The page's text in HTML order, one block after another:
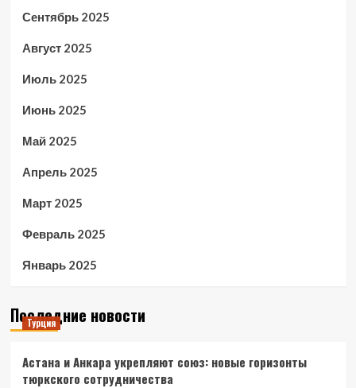
Сентябрь 2025
Август 2025
Июль 2025
Июнь 2025
Май 2025
Апрель 2025
Март 2025
Февраль 2025
Январь 2025
Последние новости
Турция
Астана и Анкара укрепляют союз: новые горизонты
тюркского сотрудничества